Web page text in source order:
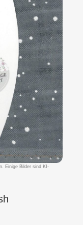
Einige Bilder sind KI-